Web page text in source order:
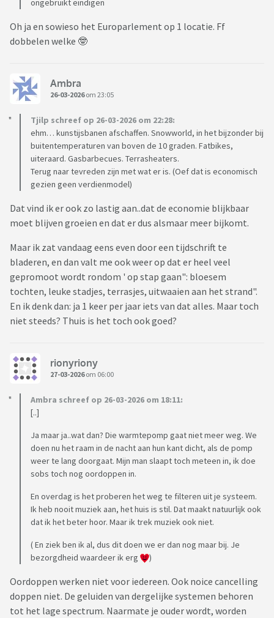
ongebruikt eindigen
Oh ja en sowieso het Europarlement op 1 locatie. Ff
dobbelen welke 🤓
Ambra
26-03-2026om 23:05
Tjilp schreef op 26-03-2026 om 22:28:
ehm… kunstijsbanen afschaffen. Snowworld, in het bijzonder bij
buitentemperaturen van boven de 10 graden. Fatbikes,
uiteraard. Gasbarbecues. Terrasheaters.
Terug naar tevreden zijn met wat er is. (Oef dat is economisch
gezien geen verdienmodel)
Dat vind ik er ook zo lastig aan..dat de economie blijkbaar
moet blijven groeien en dat er dus alsmaar meer bijkomt.
Maar ik zat vandaag eens even door een tijdschrift te
bladeren, en dan valt me ook weer op dat er heel veel
gepromoot wordt rondom ' op stap gaan": bloesem
tochten, leuke stadjes, terrasjes, uitwaaien aan het strand".
En ik denk dan: ja 1 keer per jaar iets van dat alles. Maar toch
niet steeds? Thuis is het toch ook goed?
rionyriony
27-03-2026om 06:00
Ambra schreef op 26-03-2026 om 18:11:
[..]
Ja maar ja..wat dan? Die warmtepomp gaat niet meer weg. We
doen nu het raam in de nacht aan hun kant dicht, als de pomp
weer te lang doorgaat. Mijn man slaapt toch meteen in, ik doe
sobs toch nog oordoppen in.
En overdag is het proberen het weg te filteren uit je systeem.
Ik heb nooit muziek aan, het huis is stil. Dat maakt natuurlijk ook
dat ik het beter hoor. Maar ik trek muziek ook niet.
( En ziek ben ik al, dus dit doen we er dan nog maar bij. Je
bezorgdheid waardeer ik erg
)
Oordoppen werken niet voor iedereen. Ook noice cancelling
doppen niet. De geluiden van dergelijke systemen behoren
tot het lage spectrum. Naarmate je ouder wordt, worden